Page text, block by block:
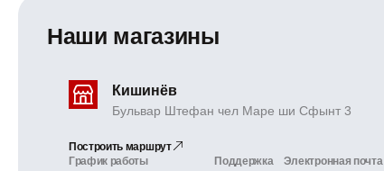
Наши магазины
Кишинёв
Бульвар Штефан чел Маре ши Сфынт 3
Построить маршрут
График работы
Поддержка Электронная почта